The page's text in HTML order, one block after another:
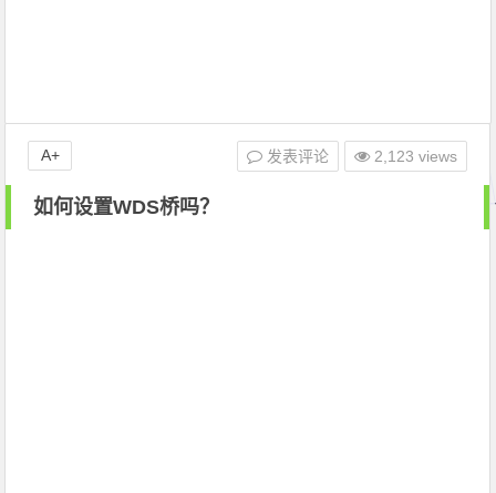
如何设置WDS桥吗？
发表评论 2,123 views
A+